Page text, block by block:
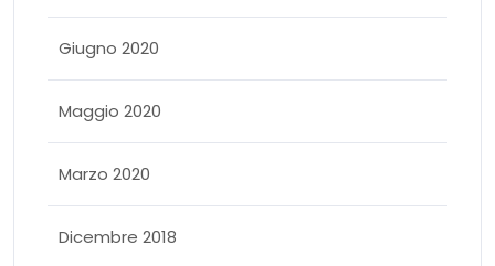
Giugno 2020
Maggio 2020
Marzo 2020
Dicembre 2018